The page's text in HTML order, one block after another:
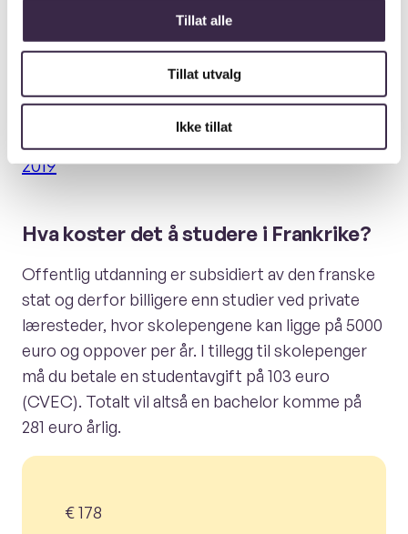
Tillat alle
Tillat utvalg
Ikke tillat
medarbeidere med
franskkunnskaper.
— Fransk i verden, 2019
Fremmedspråksenteret, Fransk i verden,
2019
Hva koster det å studere i Frankrike?
Offentlig utdanning er subsidiert av den franske
stat og derfor billigere enn studier ved private
læresteder, hvor skolepengene kan ligge på 5000
euro og oppover per år. I tillegg til skolepenger
må du betale en studentavgift på 103 euro
(CVEC). Totalt vil altså en bachelor komme på
281 euro årlig.
€ 178